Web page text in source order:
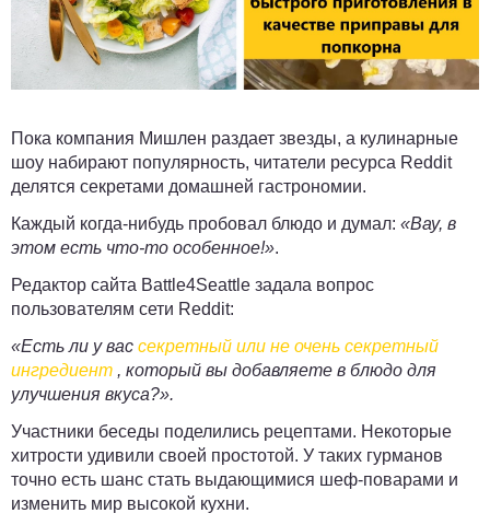
Пока компания Мишлен раздает звезды, а кулинарные
шоу набирают популярность, читатели ресурса Reddit
делятся секретами домашней гастрономии.
Каждый когда-нибудь пробовал блюдо и думал: «Вау, в
этом есть что-то особенное!».
Редактор сайта Battle4Seattle задала вопрос
пользователям сети Reddit:
«Есть ли у вас секретный или не очень секретный
ингредиент , который вы добавляете в блюдо для
улучшения вкуса?».
Участники беседы поделились рецептами. Некоторые
хитрости удивили своей простотой. У таких гурманов
точно есть шанс стать выдающимися шеф-поварами и
изменить мир высокой кухни.